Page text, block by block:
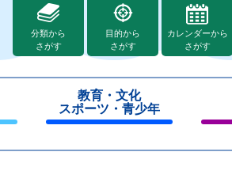
分類から
さがす
目的から
さがす
カレンダーから
さがす
教育・文化
スポーツ・青少年
じ
じ